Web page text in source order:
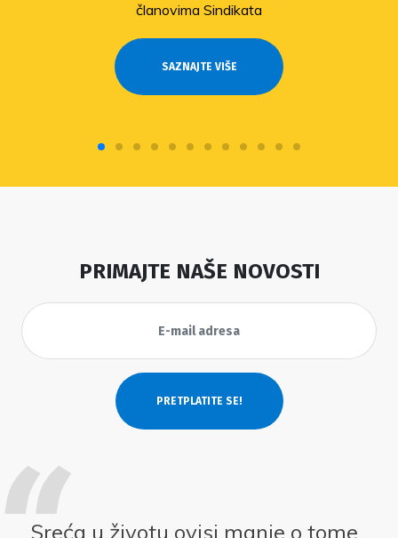
članovima Sindikata
SAZNAJTE VIŠE
PRIMAJTE NAŠE NOVOSTI
Sreća u životu ovisi manje o tome